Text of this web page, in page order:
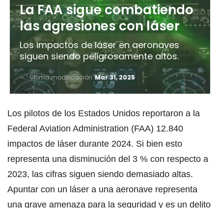
La FAA sigue combatiendo
las agresiones con láser
Los impactos de láser en aeronaves
siguen siendo peligrosamente altos.
Última modificaciónMar 31, 2025
Los pilotos de los Estados Unidos reportaron a la
Federal Aviation Administration (FAA) 12.840
impactos de láser durante 2024. Si bien esto
representa una disminución del 3 % con respecto a
2023, las cifras siguen siendo demasiado altas.
Apuntar con un láser a una aeronave representa
una grave amenaza para la seguridad y es un delito